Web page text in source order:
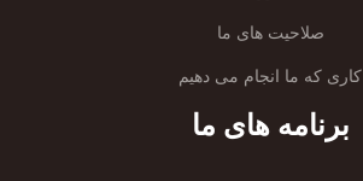
صلاحیت های ما
کاری که ما انجام می دهیم
برنامه های ما